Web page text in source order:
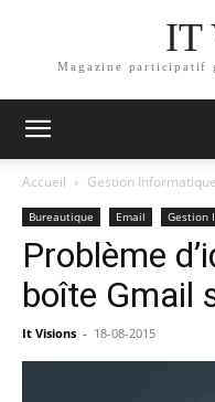
IT
Magazine participatif
Accueil Gestion Informatique
Bureautique Email Gestion
Problème
boîte Gmail
It Visions - 18-08-2015